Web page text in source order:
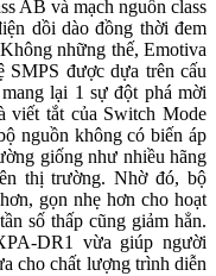
AB và mạch nguồn class
dồi dào đồng thời đem
những thế, Emotiva
được dựa trên cấu
lại 1 sự đột phá mời
viết tắt của Switch Mode
nguồn không có biến áp
giống như nhiều hãng
thị trường. Nhờ đó, bộ
gọn nhẹ hơn cho hoạt
số thấp cũng giảm hẳn.
DR1 vừa giúp người
cho chất lượng trình diễn